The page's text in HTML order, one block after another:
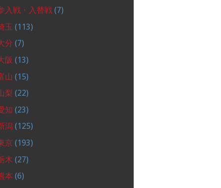
入戦・入替戦 (7)
玉 (113)
分 (7)
阪 (13)
山 (15)
梨 (22)
知 (23)
潟 (125)
京 (193)
木 (27)
本 (6)